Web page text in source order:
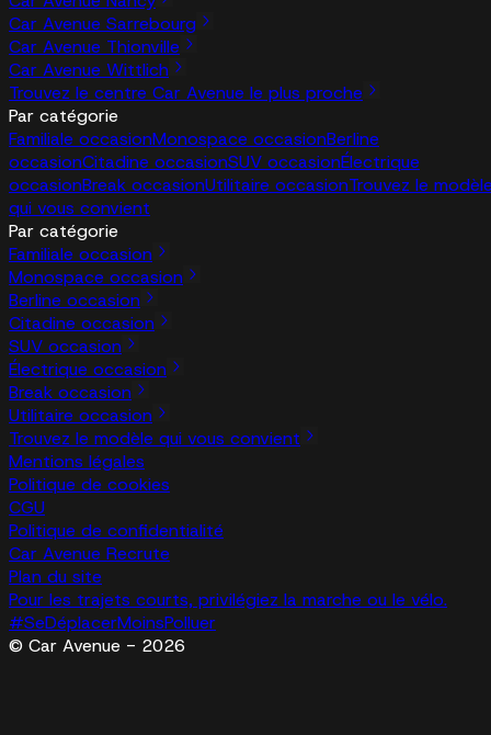
Car Avenue Sarrebourg
Car Avenue Thionville
Car Avenue Wittlich
Trouvez le centre Car Avenue le plus proche
Par catégorie
Familiale occasionMonospace occasionBerline
occasionCitadine occasionSUV occasionÉlectrique
occasionBreak occasionUtilitaire occasionTrouvez le
qui vous convient
Par catégorie
Familiale occasion
Monospace occasion
Berline occasion
Citadine occasion
SUV occasion
Électrique occasion
Break occasion
Utilitaire occasion
Trouvez le modèle qui vous convient
Mentions légales
Politique de cookies
CGU
Politique de confidentialité
Car Avenue Recrute
Plan du site
Pour les trajets courts, privilégiez la marche ou le vélo.
#SeDéplacerMoinsPolluer
© Car Avenue - 2026